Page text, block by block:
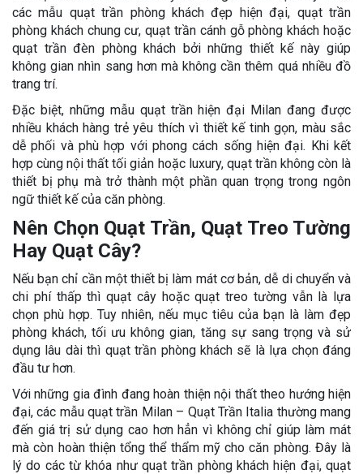
các mẫu quạt trần phòng khách đẹp hiện đại, quạt trần
phòng khách chung cư, quạt trần cánh gỗ phòng khách hoặc
quạt trần đèn phòng khách bởi những thiết kế này giúp
không gian nhìn sang hơn mà không cần thêm quá nhiều đồ
trang trí.
Đặc biệt, những mẫu quạt trần hiện đại Milan đang được
nhiều khách hàng trẻ yêu thích vì thiết kế tinh gọn, màu sắc
dễ phối và phù hợp với phong cách sống hiện đại. Khi kết
hợp cùng nội thất tối giản hoặc luxury, quạt trần không còn là
thiết bị phụ mà trở thành một phần quan trọng trong ngôn
ngữ thiết kế của căn phòng.
Nên Chọn Quạt Trần, Quạt Treo Tường
Hay Quạt Cây?
Nếu bạn chỉ cần một thiết bị làm mát cơ bản, dễ di chuyển và
chi phí thấp thì quạt cây hoặc quạt treo tường vẫn là lựa
chọn phù hợp. Tuy nhiên, nếu mục tiêu của bạn là làm đẹp
phòng khách, tối ưu không gian, tăng sự sang trọng và sử
dụng lâu dài thì quạt trần phòng khách sẽ là lựa chọn đáng
đầu tư hơn.
Với những gia đình đang hoàn thiện nội thất theo hướng hiện
đại, các mẫu quạt trần Milan – Quạt Trần Italia thường mang
đến giá trị sử dụng cao hơn hẳn vì không chỉ giúp làm mát
mà còn hoàn thiện tổng thể thẩm mỹ cho căn phòng. Đây là
lý do các từ khóa như quạt trần phòng khách hiện đại, quạt